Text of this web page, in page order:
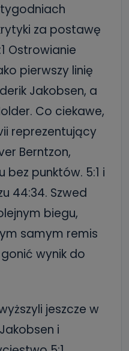
za postawę
Ostrowianie
pierwszy linię
Jakobsen, a
Co ciekawe,
reprezentujący
Berntzon,
bez punktów. 5:1 i
44:34. Szwed
biegu,
samym remis
gonić wynik do
jeszcze w
i